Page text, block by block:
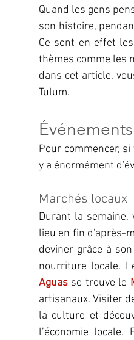
Quand les gens
son histoire,
Ce sont en effet
thèmes comme les
dans cet article,
Tulum.
Pour commencer,
y a énormément
Marchés locaux
Durant la
lieu en fin d'après-
deviner grâce à
nourriture locale.
Aguas se trouve le
artisanaux. Visiter
la culture et
l’économie